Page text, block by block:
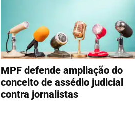
MPF defende ampliação do
conceito de assédio judicial
contra jornalistas